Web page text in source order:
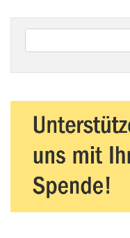
Wenn die Ergebnisse